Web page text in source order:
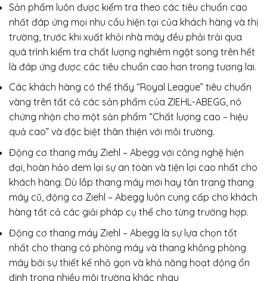
Sản phẩm luôn được kiểm tra theo các tiêu chuẩn cao
nhất đáp ứng mọi nhu cầu hiện tại của khách hàng và thị
trường, trước khi xuất khỏi nhà máy đều phải trải qua
quá trình kiểm tra chất lượng nghiêm ngặt song trên hết
là đáp ứng được các tiêu chuẩn cao hơn trong tương lai.
Các khách hàng có thể thấy “Royal League” tiêu chuẩn
vàng trên tất cả các sản phẩm của ZIEHL-ABEGG, nó
chứng nhận cho một sản phẩm “Chất lượng cao – hiệu
quả cao” và đặc biệt thân thiện với môi trường.
Động cơ thang máy Ziehl – Abegg với công nghệ hiện
đại, hoàn hảo đem lại sự an toàn và tiện lợi cao nhất cho
khách hàng. Dù lắp thang máy mới hay tân trang thang
máy cũ, động cơ Ziehl – Abegg luôn cung cấp cho khách
hàng tất cả các giải pháp cụ thể cho từng trường hợp.
Động cơ thang máy Ziehl – Abegg là sự lựa chọn tốt
nhất cho thang có phòng máy và thang không phòng
máy bởi sự thiết kế nhỏ gọn và khả năng hoạt động ổn
định trong nhiều môi trường khác nhau